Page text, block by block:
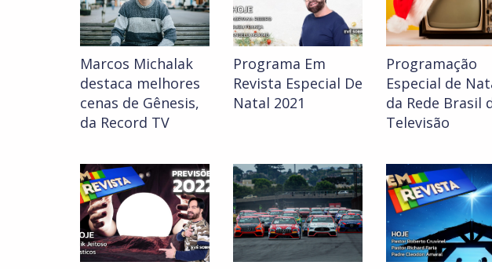
Marcos Michalak
destaca melhores
cenas de Gênesis,
da Record TV
Programa Em
Revista Especial De
Natal 2021
Programação
Especial de
da Rede Brasil
Televisão